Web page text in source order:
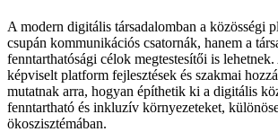
A modern digitális társadalomban a közösségi
csupán kommunikációs csatornák, hanem a
fenntarthatósági célok megtestesítői is lehetnek.
képviselt platform fejlesztések és szakmai
mutatnak arra, hogyan építhetik ki a digitális
fenntartható és inkluzív környezeteket,
ökoszisztémában.